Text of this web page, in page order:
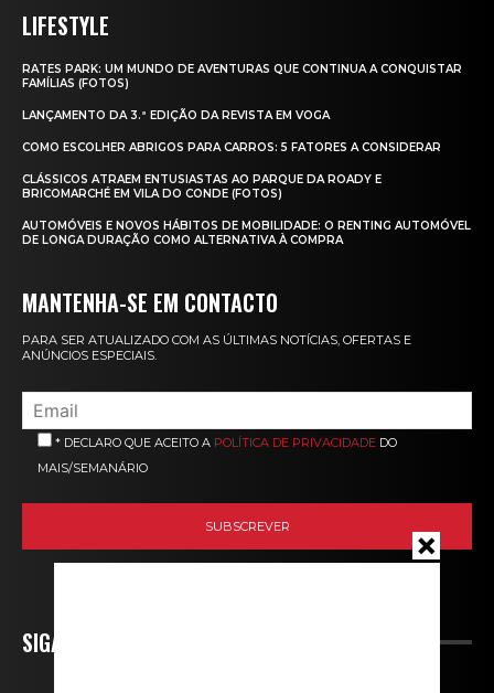
LIFESTYLE
RATES PARK: UM MUNDO DE AVENTURAS QUE CONTINUA A CONQUISTAR
FAMÍLIAS (FOTOS)
LANÇAMENTO DA 3.ª EDIÇÃO DA REVISTA EM VOGA
COMO ESCOLHER ABRIGOS PARA CARROS: 5 FATORES A CONSIDERAR
CLÁSSICOS ATRAEM ENTUSIASTAS AO PARQUE DA ROADY E
BRICOMARCHÉ EM VILA DO CONDE (FOTOS)
AUTOMÓVEIS E NOVOS HÁBITOS DE MOBILIDADE: O RENTING AUTOMÓVEL
DE LONGA DURAÇÃO COMO ALTERNATIVA À COMPRA
MANTENHA-SE EM CONTACTO
PARA SER ATUALIZADO COM AS ÚLTIMAS NOTÍCIAS, OFERTAS E
ANÚNCIOS ESPECIAIS.
* DECLARO QUE ACEITO A POLÍTICA DE PRIVACIDADE DO
MAIS/SEMANÁRIO
SIGA-NOS